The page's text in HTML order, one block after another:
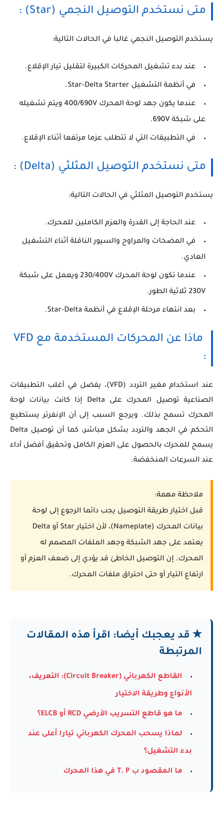
متى نستخدم التوصيل النجمي (Star) :
يستخدم التوصيل النجمي غالبا في الحالات التالية:
عند بدء تشغيل المحركات الكبيرة لتقليل تيار الإقلاع.
في أنظمة التشغيل Star-Delta Starter.
عندما يكون جهد لوحة المحرك 400/690V ويتم تشغيله
على شبكة 690V.
في التطبيقات التي لا تتطلب عزما مرتفعا أثناء الإقلاع.
متى نستخدم التوصيل المثلثي (Delta) :
يستخدم التوصيل المثلثي في الحالات التالية:
عند الحاجة إلى القدرة والعزم الكاملين للمحرك.
في المضخات والمراوح والسيور الناقلة أثناء التشغيل
العادي.
عندما تكون لوحة المحرك 230/400V ويعمل على شبكة
230V ثلاثية الطور.
بعد انتهاء مرحلة الإقلاع في أنظمة Star-Delta.
ماذا عن المحركات المستخدمة مع VFD
:
عند استخدام مغير التردد (VFD)، يفضل في أغلب التطبيقات
الصناعية توصيل المحرك على Delta إذا كانت بيانات لوحة
المحرك تسمح بذلك. ويرجع السبب إلى أن الإنفرتر يستطيع
التحكم في الجهد والتردد بشكل مباشر، كما أن توصيل Delta
يسمح للمحرك بالحصول على العزم الكامل وتحقيق أفضل أداء
عند السرعات المنخفضة.
ملاحظة مهمة:
قبل اختيار طريقة التوصيل يجب دائما الرجوع إلى لوحة
بيانات المحرك (Nameplate)، لأن اختيار Star أو Delta
يعتمد على جهد الشبكة وجهد الملفات المصمم له
المحرك. إن التوصيل الخاطئ قد يؤدي إلى ضعف العزم أو
ارتفاع التيار أو حتى احتراق ملفات المحرك.
★ قد يعجبك أيضا: اقرأ هذه المقالات
المرتبطة
القاطع الكهربائي (Circuit Breaker): التعريف،
الأنواع وطريقة الاختيار
ما هو قاطع التسريب الأرضي RCD أو ELCB؟
لماذا يسحب المحرك الكهربائي تيارا أعلى عند
بدء التشغيل؟
ما المقصود ب T. P في هذا المحرك